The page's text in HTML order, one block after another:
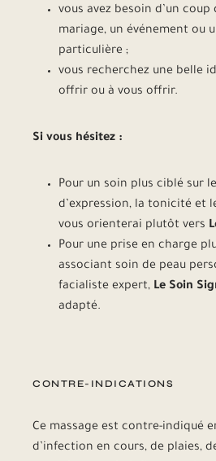
vous avez besoin d’un coup
mariage, un événement ou
particulière ;
vous recherchez une belle
offrir ou à vous offrir.
Si vous hésitez :
Pour un soin plus ciblé sur
d’expression, la tonicité et
vous orienterai plutôt vers
Pour une prise en charge
associant soin de peau
facialiste expert, Le Soin
adapté.
CONTRE-INDICATIONS
Ce massage est contre-indiqué
d’infection en cours, de plaies,